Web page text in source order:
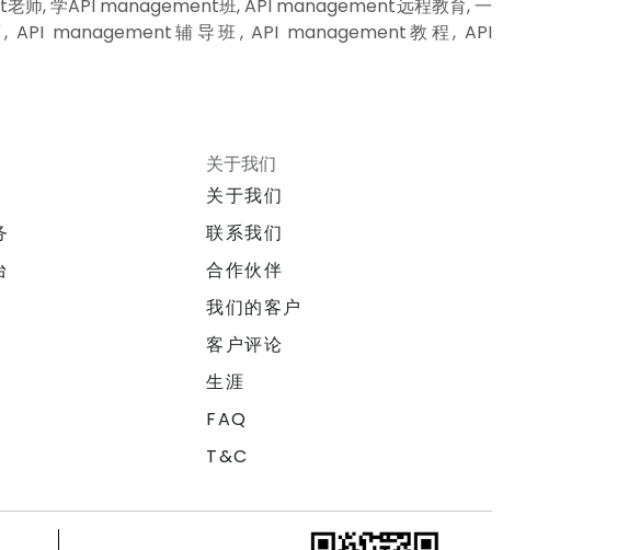
师, 学API management班, API management远程教育, 一
management辅导班, API management教程, API
关于我们
关于我们
联系我们
合作伙伴
我们的客户
客户评论
生涯
FAQ
T&C